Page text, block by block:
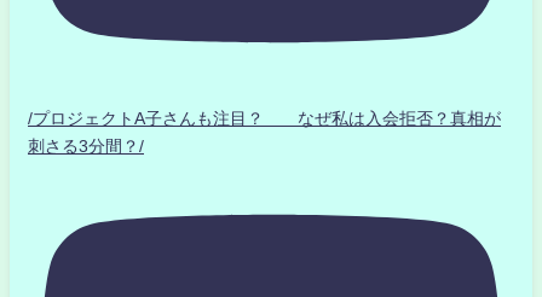
/プロジェクトA子さんも注目？ なぜ私は入会拒否？真相が
刺さる3分間？/